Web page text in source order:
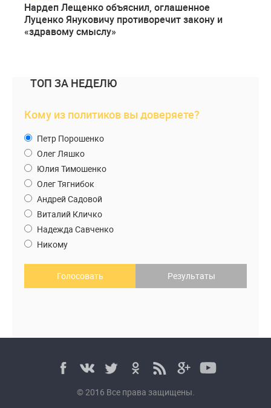
Нардеп Лещенко объяснил, оглашенное
Луценко Януковичу противоречит закону и
«здравому смыслу»
ТОП ЗА НЕДЕЛЮ
Кому из политиков вы доверяете?
Петр Порошенко
Олег Ляшко
Юлия Тимошенко
Олег Тягнибок
Андрей Садовой
Виталий Кличко
Надежда Савченко
Никому
Голосовать Результаты
© 2016 Все права защищены.